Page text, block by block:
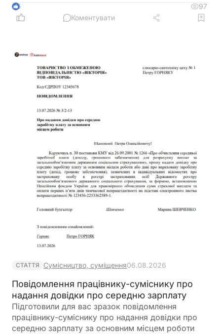
подаватиметься оновлена декларація та які зміни
внесено до її форми
5
97
Коментувати
СТАТТЯ Сумісництво, суміщення06.08.2026
Повідомлення працівнику-суміснику про
надання довідки про середню зарплату
Підготовили для вас зразок повідомлення
працівнику-суміснику про надання довідки про
середню зарплату за основним місцем роботи